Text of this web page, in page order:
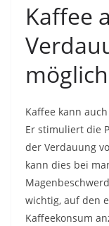
Kaffee
Kaffee kann
Er stimuliert die
der Verdauung
kann dies bei
wichtig, auf den
Kaffeekonsum